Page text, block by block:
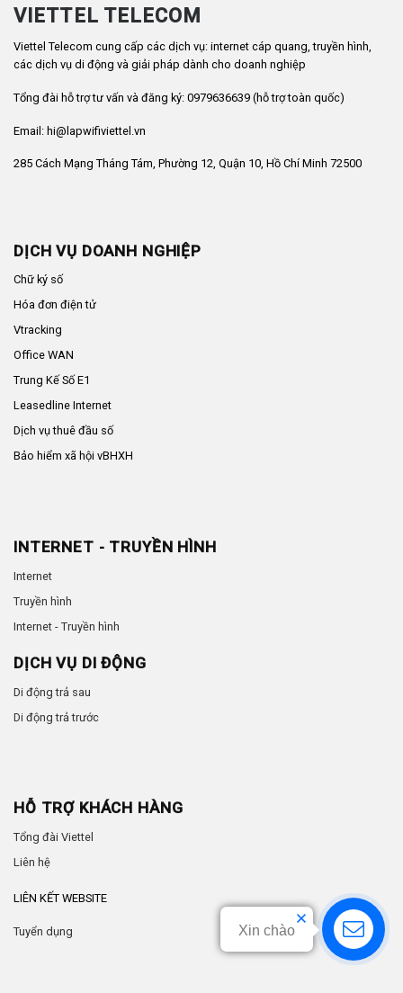
VIETTEL TELECOM
Viettel Telecom cung cấp các dịch vụ: internet cáp quang, truyền hình,
các dịch vụ di động và giải pháp dành cho doanh nghiệp
Tổng đài hỗ trợ tư vấn và đăng ký: 0979636639 (hỗ trợ toàn quốc)
Email: hi@lapwifiviettel.vn
285 Cách Mạng Tháng Tám, Phường 12, Quận 10, Hồ Chí Minh 72500
DỊCH VỤ DOANH NGHIỆP
Chữ ký số
Hóa đơn điện tử
Vtracking
Office WAN
Trung Kế Số E1
Leasedline Internet
Dịch vụ thuê đầu số
Bảo hiểm xã hội vBHXH
INTERNET - TRUYỀN HÌNH
Internet
Truyền hình
Internet - Truyền hình
DỊCH VỤ DI ĐỘNG
Di động trả sau
Di động trả trước
HỖ TRỢ KHÁCH HÀNG
Tổng đài Viettel
Liên hệ
LIÊN KẾT WEBSITE
Tuyển dụng Xin chào